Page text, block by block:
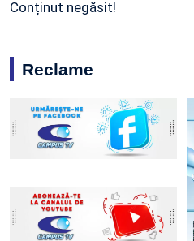
Conținut negăsit!
Reclame